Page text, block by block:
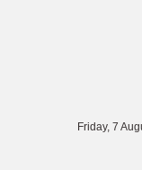
Friday, 7